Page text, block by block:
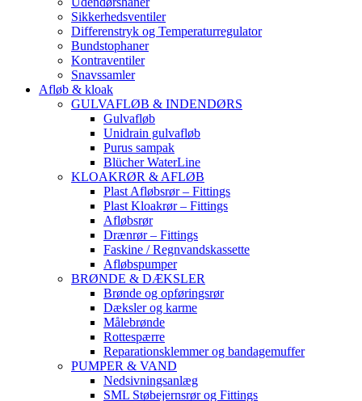
Sikkerhedsventiler
Differenstryk og Temperaturregulator
Bundstophaner
Kontraventiler
Snavssamler
Afløb & kloak
GULVAFLØB & INDENDØRS
Gulvafløb
Unidrain gulvafløb
Purus sampak
Blücher WaterLine
KLOAKRØR & AFLØB
Plast Afløbsrør – Fittings
Plast Kloakrør – Fittings
Afløbsrør
Drænrør – Fittings
Faskine / Regnvandskassette
Afløbspumper
BRØNDE & DÆKSLER
Brønde og opføringsrør
Dæksler og karme
Målebrønde
Rottespærre
Reparationsklemmer og bandagemuffer
PUMPER & VAND
Nedsivningsanlæg
SML Støbejernsrør og Fittings